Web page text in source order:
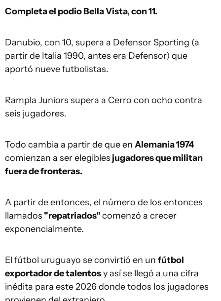
Completa el podio Bella Vista, con 11.
Danubio, con 10, supera a Defensor Sporting (a
partir de Italia 1990, antes era Defensor) que
aportó nueve futbolistas.
Rampla Juniors supera a Cerro con ocho contra
seis jugadores.
Todo cambia a partir de que en Alemania 1974
comienzan a ser elegibles jugadores que militan
fuera de fronteras.
A partir de entonces, el número de los entonces
llamados "repatriados"comenzó a crecer
exponencialmente.
El fútbol uruguayo se convirtió en un fútbol
exportador de talentosy así se llegó a una cifra
inédita para este 2026 donde todos los jugadores